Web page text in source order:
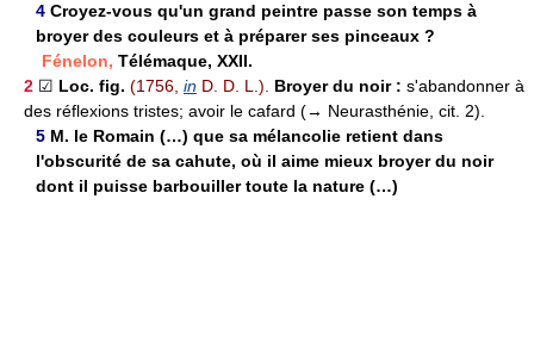
4 Croyez-vous qu'un grand peintre passe son temps à
broyer des couleurs et à préparer ses pinceaux ?
Fénelon, Télémaque, XXII.
2 ☑ Loc. fig. (1756, in D. D. L.). Broyer du noir : s'abandonner à
des réflexions tristes; avoir le cafard (→ Neurasthénie, cit. 2).
5 M. le Romain (…) que sa mélancolie retient dans
l'obscurité de sa cahute, où il aime mieux broyer du noir
dont il puisse barbouiller toute la nature (…)